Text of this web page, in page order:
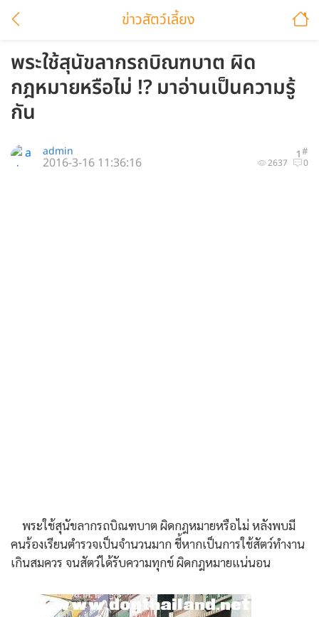
ข่าวสัตว์เลี้ยง
พระใช้สุนัขลากรถบิณฑบาต ผิด
กฎหมายหรือไม่ !? มาอ่านเป็นความรู้
กัน
1#
admin
2637 0
2016-3-16 11:36:16
พระใช้สุนัขลากรถบิณฑบาต ผิดกฎหมายหรือไม่ หลังพบมี
คนร้องเรียนตำรวจเป็นจำนวนมาก ชี้หากเป็นการใช้สัตว์ทำงาน
เกินสมควร จนสัตว์ได้รับความทุกข์ ผิดกฎหมายแน่นอน